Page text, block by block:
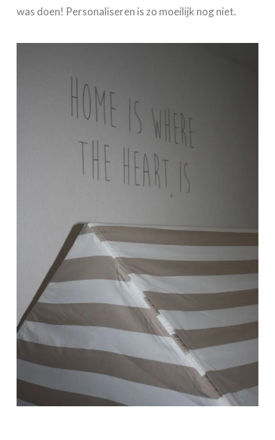
was doen! Personaliseren is zo moeilijk nog niet.